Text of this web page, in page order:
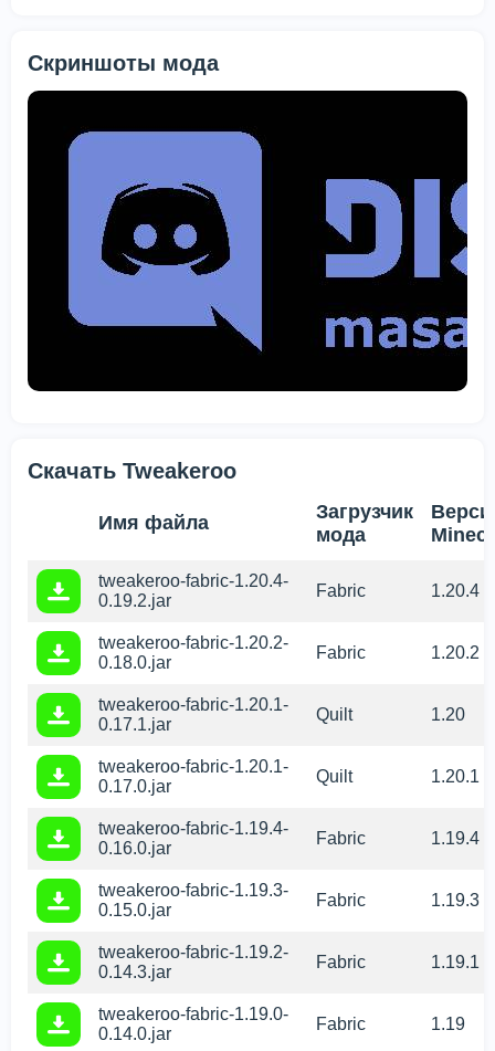
Скриншоты мода
Скачать Tweakeroo
Имя файла
Загрузчик
мода
tweakeroo-fabric-1.20.4-
0.19.2.jar
Fabric 1.20.4
tweakeroo-fabric-1.20.2-
0.18.0.jar
Fabric 1.20.2
tweakeroo-fabric-1.20.1-
0.17.1.jar
Quilt 1.20
tweakeroo-fabric-1.20.1-
0.17.0.jar
Quilt 1.20.1
tweakeroo-fabric-1.19.4-
0.16.0.jar
Fabric 1.19.4
tweakeroo-fabric-1.19.3-
0.15.0.jar
Fabric 1.19.3
tweakeroo-fabric-1.19.2-
0.14.3.jar
Fabric 1.19.1
tweakeroo-fabric-1.19.0-
0.14.0.jar
Fabric 1.19